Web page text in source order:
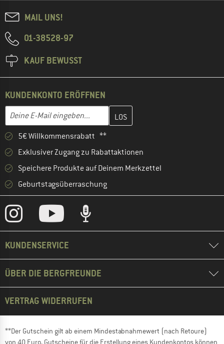
MAIL UNS!
01-38528-97
KAUF BEWUSST
KUNDENKONTO ERÖFFNEN
E-Mail-Adresse
Gib hier deine E-Mail-Adresse ein und erstelle im nächsten
5€ Willkommensrabatt **
Exklusiver Zugang zu Rabattaktionen
Speichere Produkte auf Deinem Merkzettel
Geburtstagsüberraschung
KUNDENSERVICE
ÜBER DIE BERGFREUNDE
VERTRAG WIDERRUFEN
**Der Gutschein gilt ab einem Mindestabnahmewert (nach Retoure)
von 40 Euro. Gutscheine für die Erstellung eines Kundenkontos können